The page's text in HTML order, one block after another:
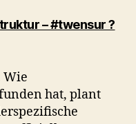
– #twensur ?
Wie
hat, plant